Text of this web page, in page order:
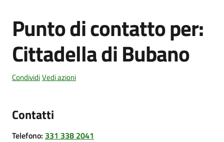
Novità
Servizi
Salta al contenuto
Punto di contatto per:
Cittadella di Bubano
CondividiVedi azioni
Contatti
Telefono: 331 338 2041